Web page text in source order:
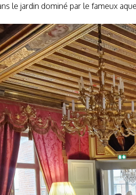
le jardin dominé par le fameux